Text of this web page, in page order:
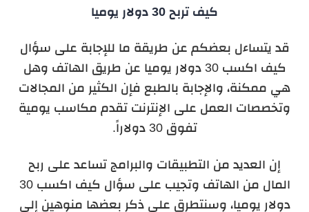
كيف تربح 30 دولار يوميا
قد يتساءل بعضكم عن طريقة ما للإجابة على سؤال
كيف اكسب 30 دولار يوميا عن طريق الهاتف وهل
هي ممكنة، والإجابة بالطبع فإن الكثير من المجالات
وتخصصات العمل على الإنترنت تقدم مكاسب يومية
تفوق 30 دولاراً.
إن العديد من التطبيقات والبرامج تساعد على ربح
المال من الهاتف وتجيب على سؤال كيف اكسب 30
دولار يوميا، وسنتطرق على ذكر بعضها منوهين إلى